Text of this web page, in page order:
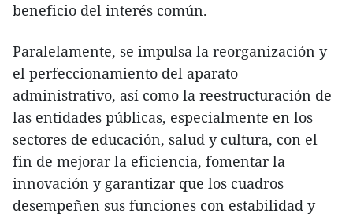
beneficio del interés común.
Paralelamente, se impulsa la reorganización y
el perfeccionamiento del aparato
administrativo, así como la reestructuración de
las entidades públicas, especialmente en los
sectores de educación, salud y cultura, con el
fin de mejorar la eficiencia, fomentar la
innovación y garantizar que los cuadros
desempeñen sus funciones con estabilidad y